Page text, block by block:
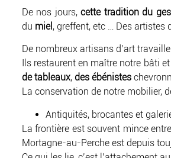
De nos jours,cette tradition du
du miel , greffent, etc … Des artistes
De nombreux artisans d’art
Ils restaurent en maître notre bâti
de tableaux, des ébénistes
La conservation de notre mobilier,
Antiquités, brocantes et
La frontière est souvent mince
Mortagne-au-Perche est depuis